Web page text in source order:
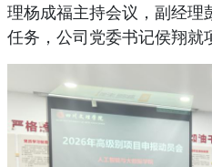
理杨成福主持会议，副经理
任务，公司党委书记侯翔就